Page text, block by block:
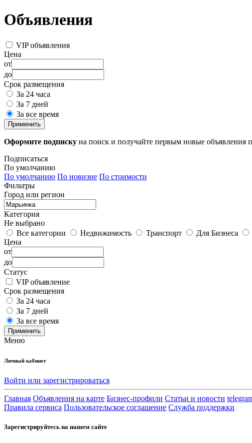
Объявления
VIP объявления
Цена
от
до
Срок размещения
За 24 часа
За 7 дней
За все время
Применить
Оформите подписку на поиск и получайте первым новые объявления
Подписаться
По умолчанию
По умолчанию По новизне По стоимости
Фильтры
Город или регион
Категория
Не выбрано
Все категории
Недвижимость Транспорт Для Бизнеса
Цена
от
до
Статус
VIP объявление
Срок размещения
За 24 часа
За 7 дней
За все время
Применить
Меню
Личный кабинет
Войти или зарегистрироваться
Главная Объявления на карте Бизнес-профили Статьи и новости
Правила сервиса Пользовательское соглашение Служба поддержки
Зарегистрируйтесь на нашем сайте